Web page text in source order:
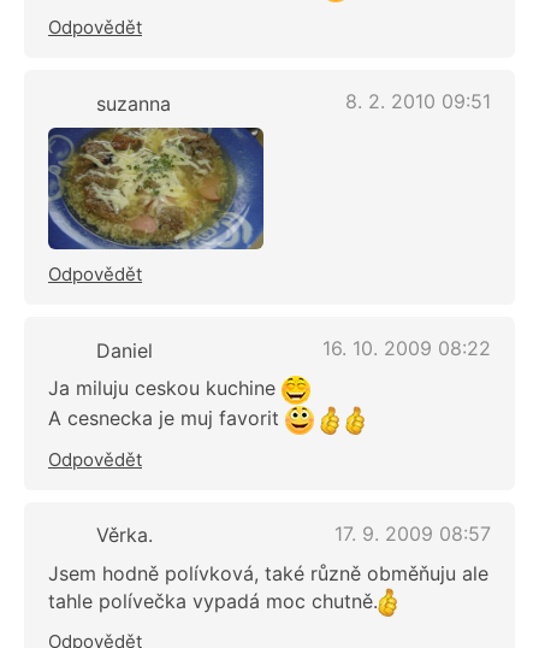
Odpovědět
suzanna 8. 2. 2010 09:51
Odpovědět
Daniel
16. 10. 2009 08:22
Ja miluju ceskou kuchine
A cesnecka je muj favorit
Odpovědět
Věrka.
17. 9. 2009 08:57
Jsem hodně polívková, také různě obměňuju ale
tahle polívečka vypadá moc chutně.
Odpovědět